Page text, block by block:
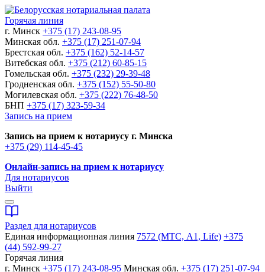
Горячая линия
г. Минск +375 (17) 243-08-95
Минская обл. +375 (17) 251-07-94
Брестская обл. +375 (162) 52-14-57
Витебская обл. +375 (212) 60-85-15
Гомельская обл. +375 (232) 29-39-48
Гродненская обл. +375 (152) 55-50-80
Могилевская обл. +375 (222) 76-48-50
БНП +375 (17) 323-59-34
Запись на прием
Запись на прием к нотариусу г. Минска
+375 (29) 114-45-45
Онлайн-запись на прием к нотариусу
Для нотариусов
Выйти
Раздел для нотариусов
Единая информационная линия 7572 (МТС, A1, Life) +375
(44) 592-99-27
Горячая линия
г. Минск +375 (17) 243-08-95 Минская обл. +375 (17) 251-07-94